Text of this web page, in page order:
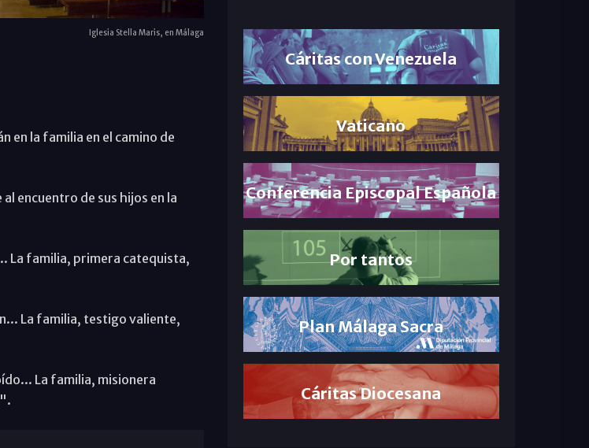
Iglesia Stella Maris, en Málaga
en la familia en el camino de
encuentro de sus hijos en la
La familia, primera catequista,
La familia, testigo valiente,
La familia, misionera
Cáritas con Venezuela
Vaticano
Conferencia Episcopal Española
Por tantos
Plan Málaga Sacra
Cáritas Diocesana